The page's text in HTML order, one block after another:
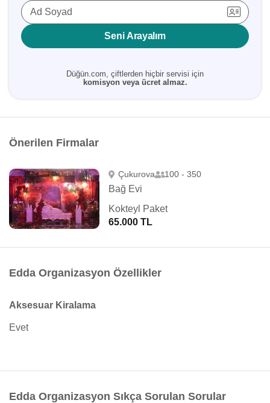
Ad Soyad
Seni Arayalım
Düğün.com, çiftlerden hiçbir servisi için
komisyon veya ücret almaz.
Önerilen Firmalar
Çukurova 100 - 350
Bağ Evi
Kokteyl Paket
65.000 TL
Edda Organizasyon Özellikler
Aksesuar Kiralama
Evet
Edda Organizasyon Sıkça Sorulan Sorular